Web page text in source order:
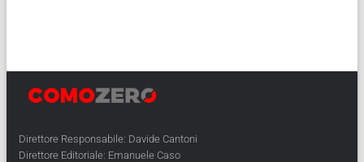
Direttore Responsabile: Davide Cantoni
Direttore Editoriale: Emanuele Caso